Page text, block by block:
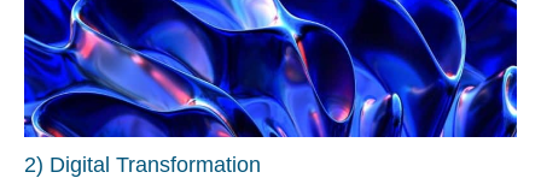
2) Digital Transformation